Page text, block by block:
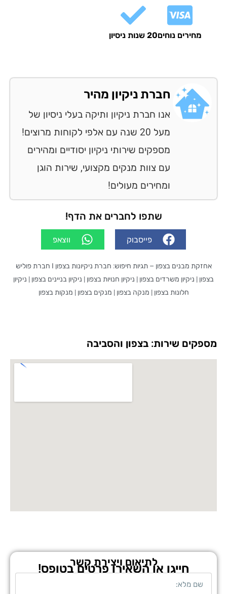
נוחים20 שנות ניסיון
חברת ניקיון מהיר
אנו חברת ניקיון ותיקה בעלי ניסיון של
מספקים שירותי ניקיון יסודיים ומהירים
עם צוות מנקים מקצועי, שירות הוגן
ומחירים מעולים!
שתפו לחברים את הדף!
פייסבוק ווצאפ
אחזקת מבנים בצפון – תגיות חיפוש: חברת ניקיונות בצפון I חברת פוליש
ניקיון משרדים בצפון | ניקיון חנויות בצפון | ניקיון בניינים בצפון | ניקיון
חלונות בצפון | מנקה בצפון | מנקים בצפון | מנקות בצפון
שירות: בצפון והסביבה
לתיאום ויצירת קשר
חייגו או השאירו פרטים בטופס!